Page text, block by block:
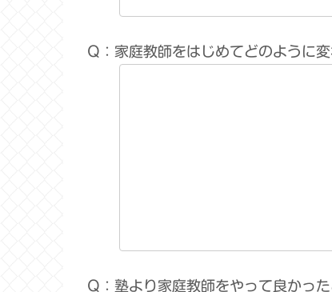
Q：家庭教師をはじめてどのように
Q：塾より家庭教師をやって良かっ